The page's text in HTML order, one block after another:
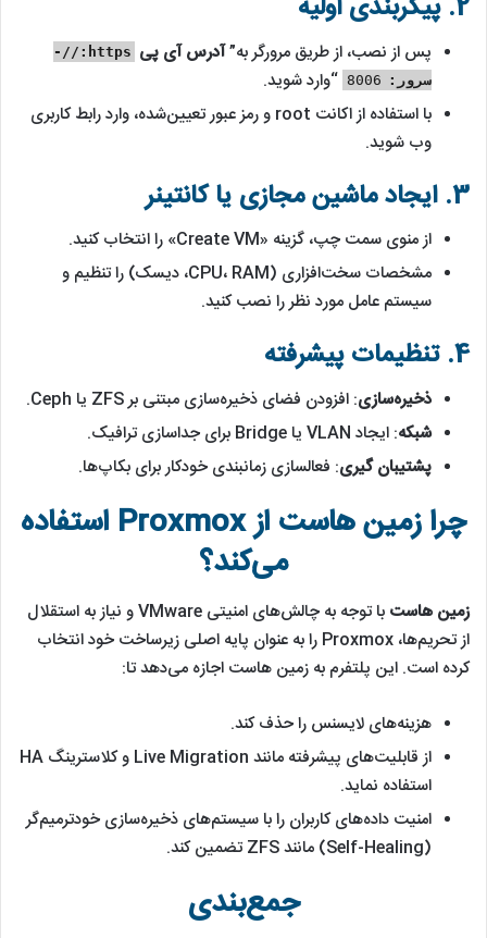
2. پیکربندی اولیه
پس از نصب، از طریق مرورگر به”آدرس آی پی
https://-
سرور: 8006 “وارد شوید.
با استفاده از اکانت root و رمز عبور تعیین‌شده، وارد رابط کاربری
وب شوید.
3. ایجاد ماشین مجازی یا کانتینر
از منوی سمت چپ، گزینه «Create VM» را انتخاب کنید.
مشخصات سخت‌افزاری (CPU، RAM، دیسک) را تنظیم و
سیستم عامل مورد نظر را نصب کنید.
4. تنظیمات پیشرفته
ذخیره‌سازی: افزودن فضای ذخیره‌سازی مبتنی بر ZFS یا Ceph.
شبکه: ایجاد VLAN یا Bridge برای جداسازی ترافیک.
پشتیبان گیری: فعالسازی زمانبندی خودکار برای بکاپ‌ها.
چرا زمین هاست از Proxmox استفاده
می‌کند؟
زمین هاست
با توجه به چالش‌های امنیتی VMware و نیاز به استقلال
از تحریم‌ها، Proxmox را به عنوان پایه اصلی زیرساخت خود انتخاب
کرده است. این پلتفرم به زمین هاست اجازه می‌دهد تا:
هزینه‌های لایسنس را حذف کند.
از قابلیت‌های پیشرفته مانند Live Migration و کلاسترینگ HA
استفاده نماید.
امنیت داده‌های کاربران را با سیستم‌های ذخیره‌سازی خودترمیم‌گر
(Self-Healing) مانند ZFS تضمین کند.
جمع‌بندی